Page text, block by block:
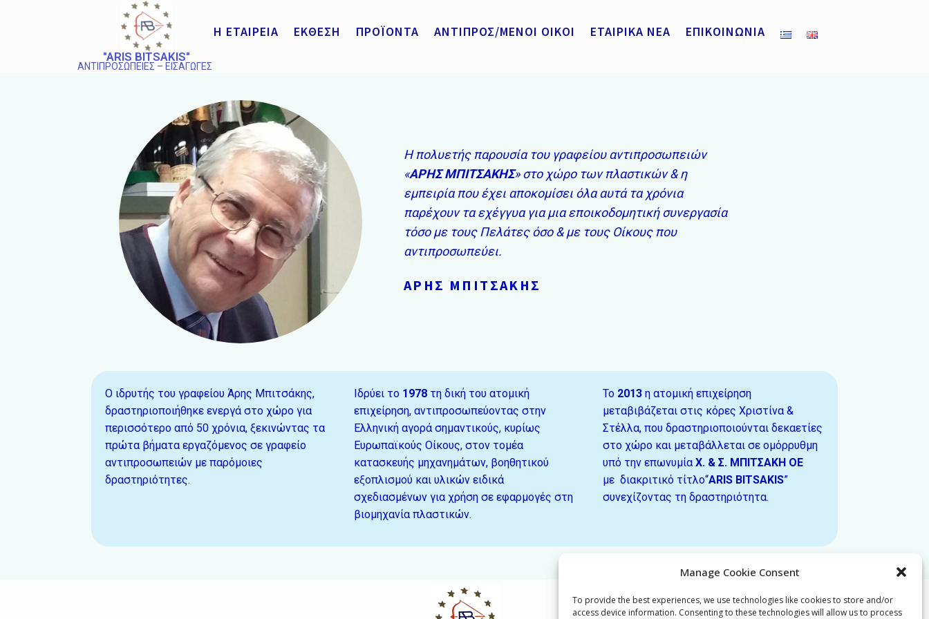
Manage Cookie Consent
To provide the best experiences, we use technologies like cookies to store and/or
access device information. Consenting to these technologies will allow us to process
"ARIS BITSAKIS"
ΑΝΤΙΠΡΟΣΩΠΕΙΕΣ – ΕΙΣΑΓΩΓΕΣ
Η ΕΤΑΙΡΕΙΑ ΕΚΘΕΣΗ ΠΡΟΪΟΝΤΑ ΑΝΤΙΠΡΟΣ/ΜΕΝΟΙ ΟΙΚΟΙ ΕΤΑΙΡΙΚΑ ΝΕΑ ΕΠΙΚΟΙΝΩΝΙΑ
H πολυετής παρουσία του γραφείου αντιπροσωπειών
«ΑΡΗΣ ΜΠΙΤΣΑΚΗΣ» στο χώρο των πλαστικών & η
εμπειρία που έχει αποκομίσει όλα αυτά τα χρόνια
παρέχουν τα εχέγγυα για μια εποικοδομητική συνεργασία
τόσο με τους Πελάτες όσο & με τους Οίκους που
αντιπροσωπεύει.
ΑΡΗΣ ΜΠΙΤΣΑΚΗΣ
Ο ιδρυτής του γραφείου Άρης Μπιτσάκης,
δραστηριοποιήθηκε ενεργά στο χώρο για
περισσότερο από 50 χρόνια, ξεκινώντας τα
πρώτα βήματα εργαζόμενος σε γραφείο
αντιπροσωπειών με παρόμοιες
δραστηριότητες.
Ιδρύει το 1978 τη δική του ατομική
επιχείρηση, αντιπροσωπεύοντας στην
Ελληνική αγορά σημαντικούς, κυρίως
Ευρωπαϊκούς Οίκους, στον τομέα
κατασκευής μηχανημάτων, βοηθητικού
εξοπλισμού και υλικών ειδικά
σχεδιασμένων για χρήση σε εφαρμογές στη
βιομηχανία πλαστικών.
Το 2013 η ατομική επιχείρηση
μεταβιβάζεται στις κόρες Χριστίνα &
Στέλλα, που δραστηριοποιούνται δεκαετίες
στο χώρο και μεταβάλλεται σε ομόρρυθμη
υπό την επωνυμία Χ. & Σ. ΜΠΙΤΣΑΚΗ ΟΕ
με διακριτικό τίτλο“ARIS BITSAKIS”
συνεχίζοντας τη δραστηριότητα.